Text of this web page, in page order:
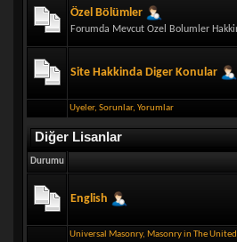
Özel Bölümler
Forumda Mevcut Ozel Bolumler
Site Hakkinda Diger Konular
Uyeler, Sorunlar, Yorumlar
Diğer Lisanlar
Durumu
English
Universal Masonry, Masonry in The